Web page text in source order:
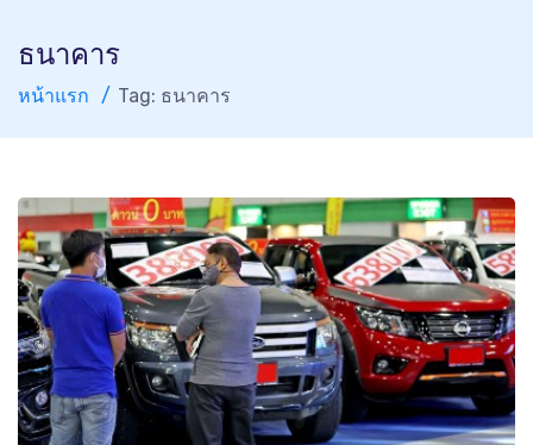
ธนาคาร
หน้าแรก Tag: ธนาคาร